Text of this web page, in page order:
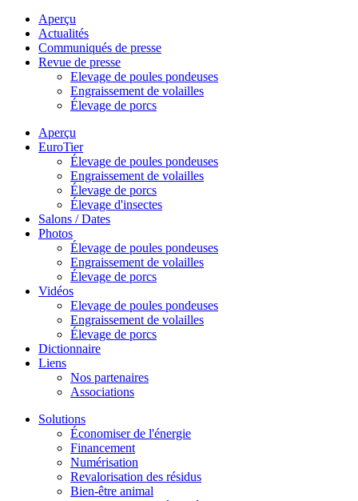
Aperçu
Actualités
Communiqués de presse
Revue de presse
Elevage de poules pondeuses
Engraissement de volailles
Élevage de porcs
Aperçu
EuroTier
Élevage de poules pondeuses
Engraissement de volailles
Élevage de porcs
Élevage d'insectes
Salons / Dates
Photos
Élevage de poules pondeuses
Engraissement de volailles
Élevage de porcs
Vidéos
Elevage de poules pondeuses
Engraissement de volailles
Élevage de porcs
Dictionnaire
Liens
Nos partenaires
Associations
Solutions
Économiser de l'énergie
Financement
Numérisation
Revalorisation des résidus
Bien-être animal